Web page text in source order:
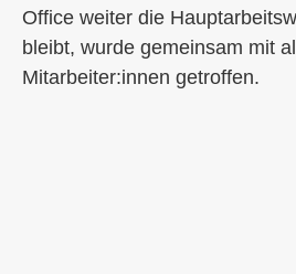
Office weiter die
bleibt, wurde gemeinsam mit
Mitarbeiter:innen getroffen.